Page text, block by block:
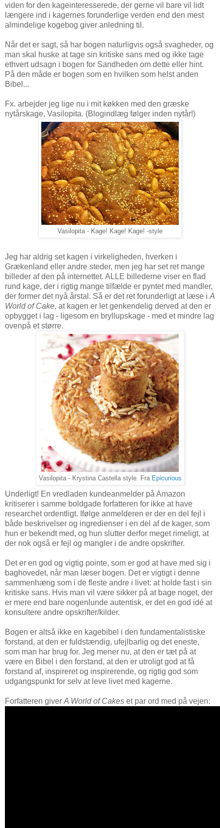
viden for den kageinteresserede, der gerne vil bare vil lidt
længere ind i kagernes forunderlige verden end den mest
almindelige kogebog giver anledning til.
Når det er sagt, så har bogen naturligvis også svagheder, og
man skal huske at tage sin kritiske sans med og ikke tage
ethvert udsagn i bogen for Sandheden om dette eller hint.
På den måde er bogen som en hvilken som helst anden
Bibel...
Fx. arbejder jeg lige nu i mit køkken med den græske
nytårskage, Vasilopita. (Blogindlæg følger inden nytår!)
Vasilopita - Kage! Kage! Kage! -style
Jeg har aldrig set kagen i virkeligheden, hverken i
Grækenland eller andre steder, men jeg har set ret mange
billeder af den på internettet. ALLE billederne viser en flad
rund kage, der i rigtig mange tilfælde er pyntet med mandler,
der former det nyå årstal. Så er det ret forunderligt at læse i A
World of Cake, at kagen er let genkendelig derved at den er
opbygget i lag - ligesom en bryllupskage - med et mindre lag
ovenpå et større.
Vasilopita - Krystina Castella style. Fra Epicurious
Underligt! En vredladen kundeanmelder på Amazon
kritiserer i samme boldgade forfatteren for ikke at have
researchet ordentligt. Ifølge anmelderen er der en del fejl i
både beskrivelser og ingredienser i en del af de kager, som
hun er bekendt med, og hun slutter derfor meget rimeligt, at
der nok også er fejl og mangler i de andre opskrifter.
Det er en god og vigtig pointe, som er god at have med sig i
baghovedet, når man læser bogen. Det er vigtigt i denne
sammenhæng som i de fleste andre i livet: at holde fast i sin
kritiske sans. Hvis man vil være sikker på at bage noget, der
er mere end bare nogenlunde autentisk, er det en god idé at
konsultere andre opskrifter/kilder.
Bogen er altså ikke en kagebibel i den fundamentalistiske
forstand, at den er fuldstændig, ufejlbarlig og det eneste,
som man har brug for. Jeg mener nu, at den er tæt på at
være en Bibel i den forstand, at den er utroligt god at få
forstand af, inspireret og inspirerende, og rigtig god som
udgangspunkt for selv at leve livet med kagerne.
Forfatteren giver A World of Cakes et par ord med på vejen: